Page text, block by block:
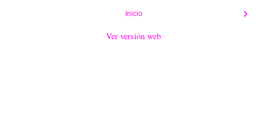
›
Inicio
Ver versión web